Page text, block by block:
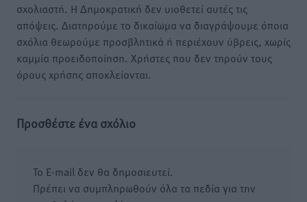
σχολιαστή. Η Δημοκρατική δεν υιοθετεί αυτές τις
απόψεις. Διατηρούμε το δικαίωμα να διαγράψουμε όποια
σχόλια θεωρούμε προσβλητικά ή περιέχουν ύβρεις, χωρίς
καμμία προειδοποίηση. Χρήστες που δεν τηρούν τους
όρους χρήσης αποκλείονται.
Προσθέστε ένα σχόλιο
Το E-mail δεν θα δημοσιευτεί.
Πρέπει να συμπληρωθούν όλα τα πεδία για την